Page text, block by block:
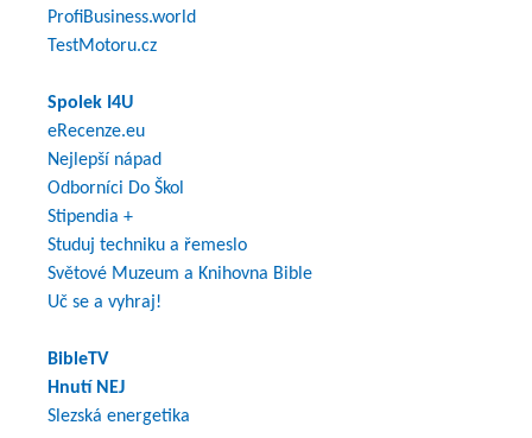
ProfiBusiness.world
TestMotoru.cz
Spolek I4U
eRecenze.eu
Nejlepší nápad
Odborníci Do Škol
Stipendia +
Studuj techniku a řemeslo
Světové Muzeum a Knihovna Bible
Uč se a vyhraj!
BibleTV
Hnutí NEJ
Slezská energetika